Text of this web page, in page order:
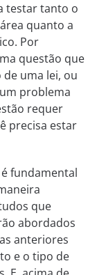
testar tanto o
quanto a
Por
questão que
uma lei, ou
problema
requer
precisa estar
fundamental
que
abordados
anteriores
e o tipo de